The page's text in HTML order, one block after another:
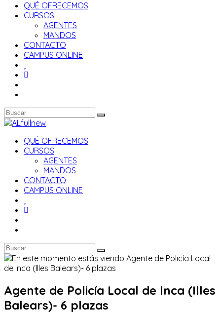
web
QUÉ OFRECEMOS
CURSOS
AGENTES
MANDOS
CONTACTO
CAMPUS ONLINE
QUÉ OFRECEMOS
CURSOS
AGENTES
MANDOS
CONTACTO
CAMPUS ONLINE
Agente de Policía Local de Inca (Illes
Balears)- 6 plazas